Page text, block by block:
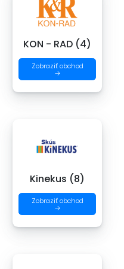
KON - RAD (4)
Zobraziť obchod
→
Kinekus (8)
Zobraziť obchod
→